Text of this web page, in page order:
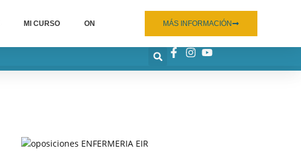
MI CURSO ON MÁS INFORMACIÓN